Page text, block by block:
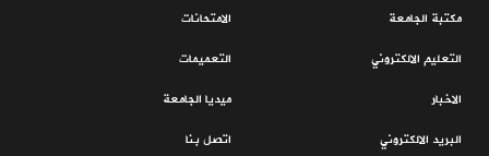
مكتبة الجامعة
التعليم الالكتروني
الاخبار
البريد الالكتروني
الامتحانات
التعميمات
ميديا الجامعة
اتصل بنا